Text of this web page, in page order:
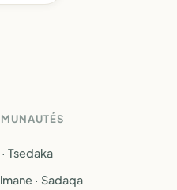
Tsedaka
· Sadaqa